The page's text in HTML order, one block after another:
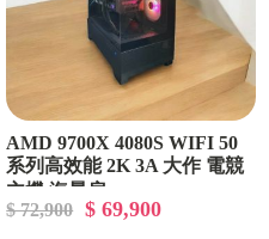
AMD 9700X 4080S WIFI 50
系列高效能 2K 3A 大作 電競
主機 海景房
$ 72,900
$ 69,900